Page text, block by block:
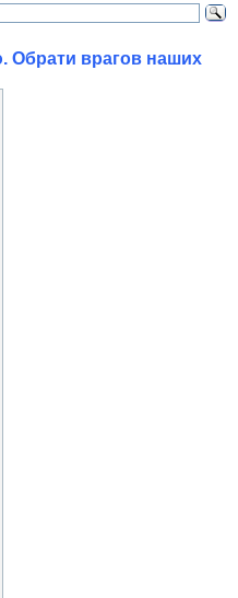
Обрати врагов наших